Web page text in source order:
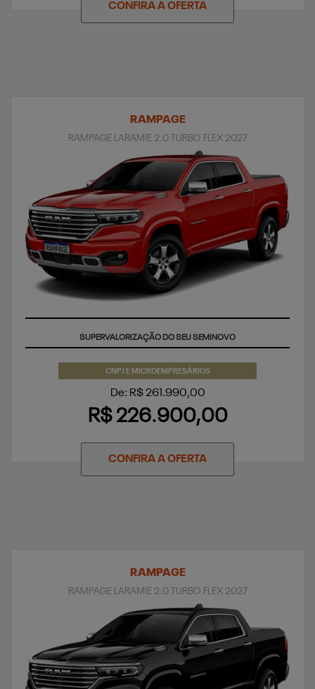
CONFIRA A OFERTA
RAMPAGE
RAMPAGE LARAMIE 2.0 TURBO FLEX 2027
APROVEITE
CNPJ E MICROEMPRESÁRIOS
De: R$ 261.990,00
R$ 226.900,00
CONFIRA A OFERTA
RAMPAGE
RAMPAGE LARAMIE 2.0 TURBO FLEX 2027